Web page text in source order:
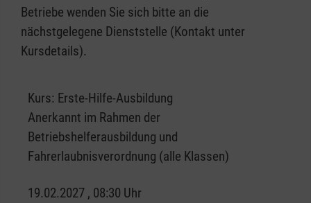
Betriebe wenden Sie sich bitte an die
nächstgelegene Dienststelle (Kontakt unter
Kursdetails).
Kurs: Erste-Hilfe-Ausbildung
Anerkannt im Rahmen der
Betriebshelferausbildung und
Fahrerlaubnisverordnung (alle Klassen)
19.02.2027 , 08:30 Uhr